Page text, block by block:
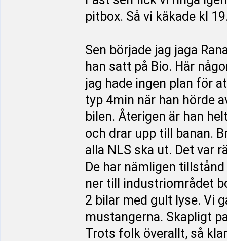
pitbox. Så vi käkade kl
Sen började jag jaga
han satt på Bio. Här
jag hade ingen plan för
typ 4min när han hörde
bilen. Återigen är han
och drar upp till banan.
alla NLS ska ut. Det var
De har nämligen
ner till industriområdet
2 bilar med gult lyse. Vi
mustangerna. Skapligt
Trots folk överallt, så